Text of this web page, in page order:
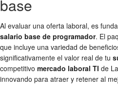
base
Al evaluar una oferta laboral, es
salario base de programador. El
que incluye una variedad de
significativamente el valor real de tu
competitivo mercado laboral TI de
innovando para atraer y retener al